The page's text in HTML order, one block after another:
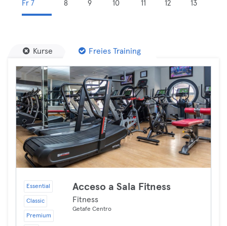
Fr 7
8
9
10
11
12
13
Kurse Freies Training
Essential
Classic
Premium
Acceso a Sala Fitness
Fitness
Getafe Centro